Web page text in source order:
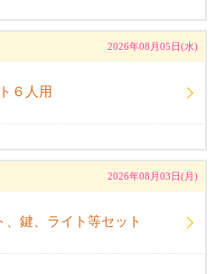
2026年08月05日(水)
６人用
2026年08月03日(月)
、鍵、ライト等セット